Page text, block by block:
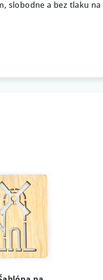
slobodne a bez tlaku na